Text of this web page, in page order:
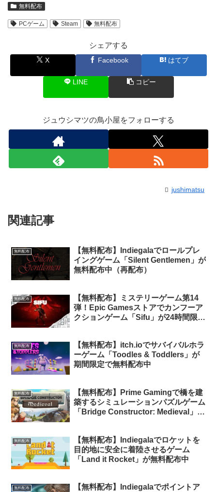
無料配布
PCゲーム Steam 無料配布
シェアする
X Facebook はてブ
LINE コピー
ジュウシマツの鳥小屋をフォローする
jushimatsu
関連記事
無料配布
【無料配布】Indiegalaでロールプレ
イングゲーム「Silent Gentlemen」が
無料配布中（再配布）
無料配布
【無料配布】ミステリーゲーム第14
弾！Epic Gamesストアでカンフーア
クションゲーム「Sifu」が24時間限定
無料配布
【無料配布】itch.ioでサバイバルホラ
ーゲーム「Toodles & Toddlers」が
期間限定で無料配布中
無料配布
【無料配布】Prime Gamingで橋を建
築するシミュレーションパズルゲーム
「Bridge Constructor: Medieval」が
無料配布
【無料配布】Indiegalaでロケットを
目的地に安全に着陸させるゲーム
「Land it Rocket」が無料配布中
無料配布
【無料配布】Indiegalaでポイントア